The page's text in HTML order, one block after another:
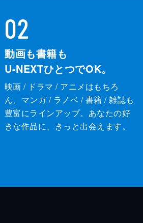
02
動画も書籍も
U-NEXTひとつでOK。
映画 / ドラマ / アニメはもちろ
ん、マンガ / ラノベ / 書籍 / 雑誌も
豊富にラインアップ。あなたの好
きな作品に、きっと出会えます。